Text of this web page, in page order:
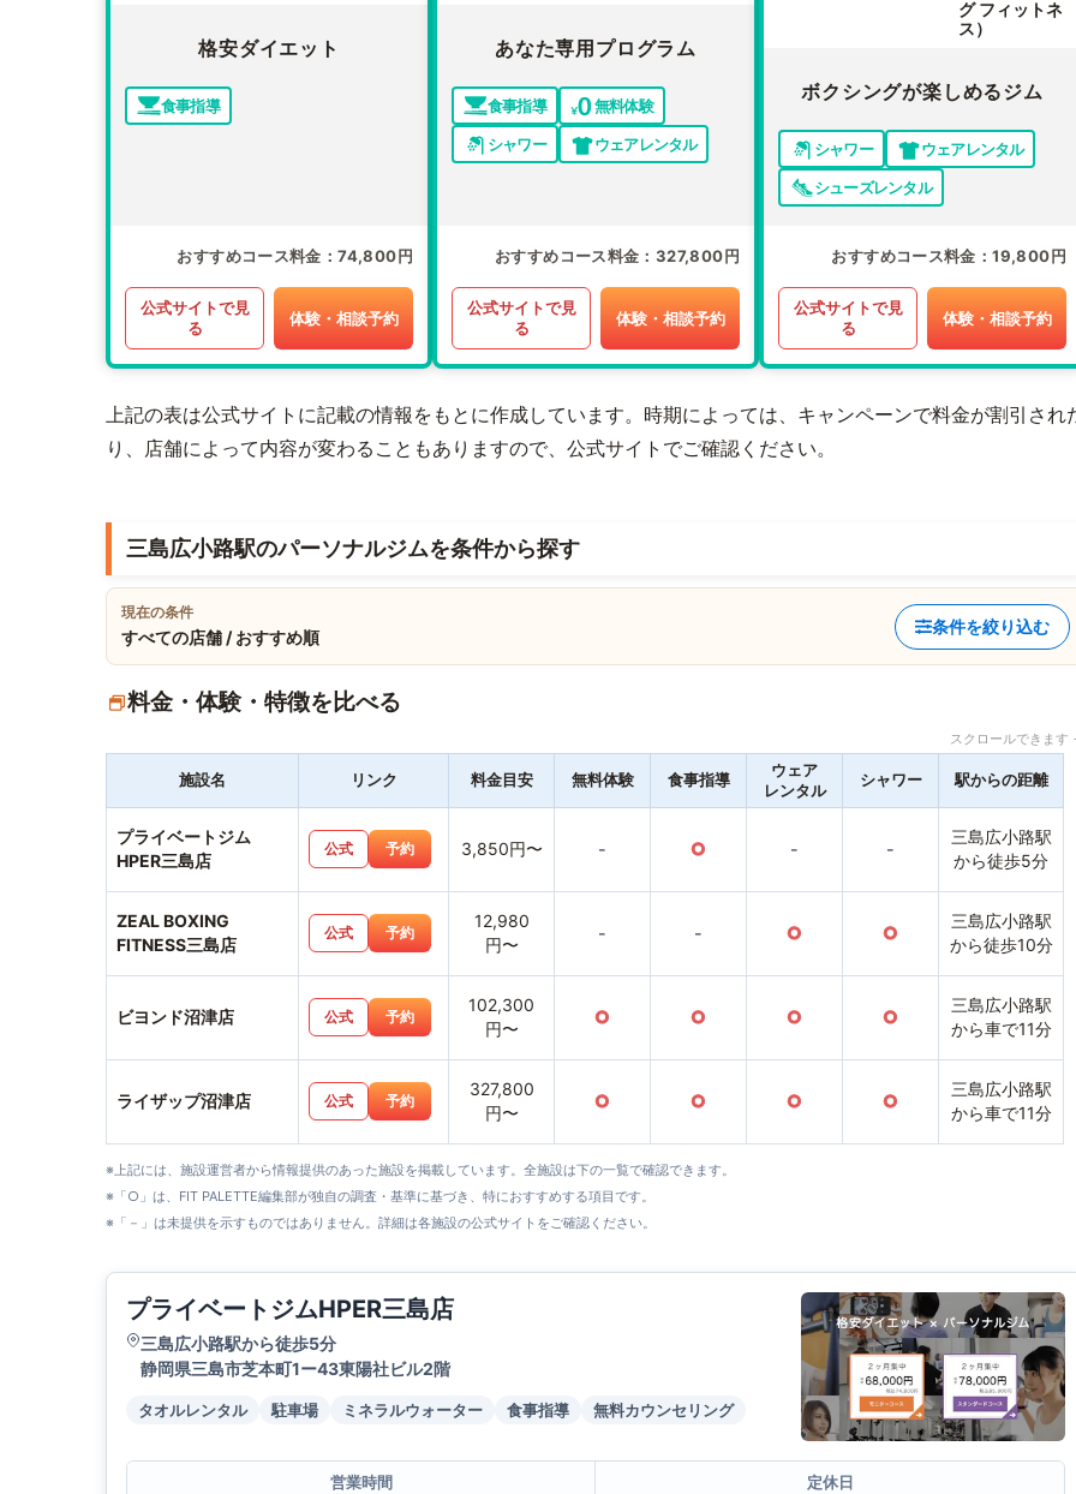
格安ダイエット
食事指導
おすすめコース料金 74,800円
公式サイトで見
る
体験・相談予約
あなた専用プログラム
食事指導
無料体験
シャワー
ウェアレンタル
おすすめコース料金 327,800円
公式サイトで見
る
体験・相談予約
グ フィットネ
ス）
ボクシングが楽しめるジム
シャワー
ウェアレンタル
シューズレンタル
おすすめコース料金 19,800円
公式サイトで見
る
体験・相談予約
上記の表は公式サイトに記載の情報をもとに作成しています。時期によっては、キャンペーンで料金が割引され
り、店舗によって内容が変わることもありますので、公式サイトでご確認ください。
三島広小路駅のパーソナルジムを条件から探す
現在の条件
すべての店舗 / おすすめ順
条件を絞り込む
料金・体験・特徴を比べる
スクロールできま
施設名 リンク 料金目安 無料体験 食事指導
ウェア
レンタル
シャワー 駅からの距離
プライベートジム
HPER三島店
公式 予約 3,850円〜 - ○ - -
三島広小路駅
から徒歩5分
ZEAL BOXING
FITNESS三島店
公式 予約
12,980
円〜
- - ○ ○
三島広小路駅
から徒歩10分
ビヨンド沼津店 公式 予約
102,300
円〜
○ ○ ○ ○
三島広小路駅
から車で11分
ライザップ沼津店 公式 予約
327,800
円〜
○ ○ ○ ○
三島広小路駅
から車で11分
※上記には、施設運営者から情報提供のあった施設を掲載しています。全施設は下の一覧で確認できます。
※「○」は、FIT PALETTE編集部が独自の調査・基準に基づき、特におすすめする項目です。
※「－」は未提供を示すものではありません。詳細は各施設の公式サイトをご確認ください。
プライベートジムHPER三島店
三島広小路駅から徒歩5分
静岡県三島市芝本町1ー43東陽社ビル2階
タオルレンタル 駐車場 ミネラルウォーター 食事指導 無料カウンセリング
営業時間
定休日